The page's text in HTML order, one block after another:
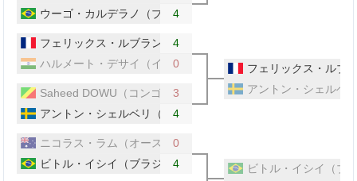
ウーゴ・カルデラノ（ブラジル）
4
フェリックス・ルブラン（フランス）
4
ハルメート・デサイ（インド）
0
Saheed DOWU（コンゴ） 3
アントン・シェルベリ（スウェーデン）
4
ニコラス・ラム（オーストラリア）
0
ビトル・イシイ（ブラジル）
4
フェリックス・ルブ
アントン・シェルベ
ビトル・イシイ（ブ